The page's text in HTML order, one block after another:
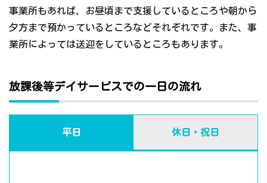
事業所もあれば、お昼頃まで支援しているところや朝から
夕方まで預かっているところなどそれぞれです。また、事
業所によっては送迎をしているところもあります。
放課後等デイサービスでの一日の流れ
平日 休日・祝日